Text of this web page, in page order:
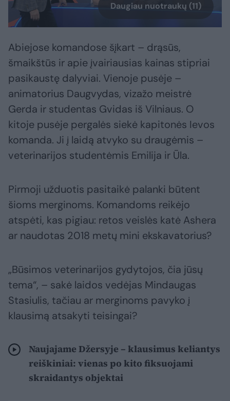
Daugiau nuotraukų (11)
Abiejose komandose šįkart – drąsūs,
šmaikštūs ir apie įvairiausias kainas stipriai
pasikaustę dalyviai. Vienoje pusėje –
animatorius Daugvydas, vizažo meistrė
Gerda ir studentas Gvidas iš Vilniaus. O
kitoje pusėje pergalės siekė kapitonės Ievos
komanda. Ji į laidą atvyko su draugėmis –
veterinarijos studentėmis Emilija ir Ūla.
Pirmoji užduotis pasitaikė palanki būtent
šioms merginoms. Komandoms reikėjo
atspėti, kas pigiau: retos veislės katė Ashera
ar naudotas 2018 metų mini ekskavatorius?
„Būsimos veterinarijos gydytojos, čia jūsų
tema“, – sakė laidos vedėjas Mindaugas
Stasiulis, tačiau ar merginoms pavyko į
klausimą atsakyti teisingai?
Naujajame Džersyje – klausimus keliantys
reiškiniai: vienas po kito fiksuojami
skraidantys objektai